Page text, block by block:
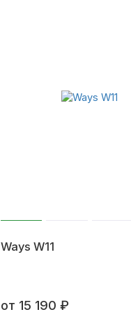
Ways W11
от 15 190 ₽